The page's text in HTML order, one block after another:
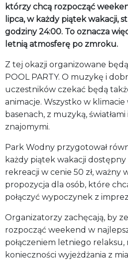
którzy chcą rozpocząć
lipca, w każdy piątek wakacji,
godziny 24:00. To oznacza
letnią atmosferę po zmroku.
Z tej okazji organizowane
POOL PARTY. O muzykę i
uczestników czekać będą
animacje. Wszystko w
basenach, z muzyką,
znajomymi.
Park Wodny przygotował
każdy piątek wakacji
rekreacji w cenie 50 zł, ważny
propozycja dla osób, które
połączyć wypoczynek z
Organizatorzy zachęcają, by
rozpocząć weekend w
połączeniem letniego
konieczności wyjeżdżania z